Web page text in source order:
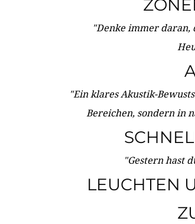
"Denke immer daran,
"Ein klares Akustik-
Bereichen, sondern in
"Gestern hast
LEUCHTEN